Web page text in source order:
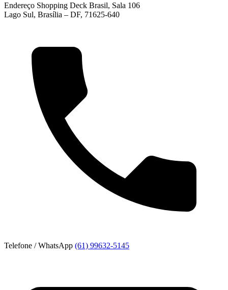
Endereço Shopping Deck Brasil, Sala 106
Lago Sul, Brasília – DF, 71625-640
Telefone / WhatsApp (61) 99632-5145